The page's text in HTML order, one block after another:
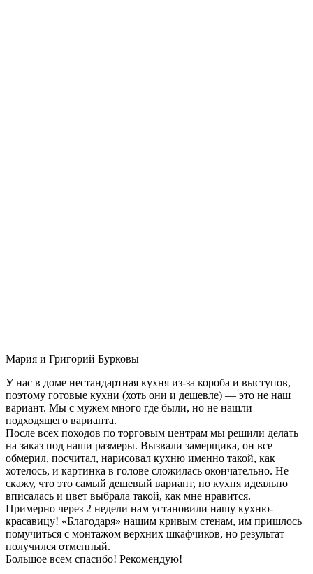
Мария и Григорий Бурковы
У нас в доме нестандартная кухня из-за короба и выступов,
поэтому готовые кухни (хоть они и дешевле) — это не наш
вариант. Мы с мужем много где были, но не нашли
подходящего варианта.
После всех походов по торговым центрам мы решили делать
на заказ под наши размеры. Вызвали замерщика, он все
обмерил, посчитал, нарисовал кухню именно такой, как
хотелось, и картинка в голове сложилась окончательно. Не
скажу, что это самый дешевый вариант, но кухня идеально
вписалась и цвет выбрала такой, как мне нравится.
Примерно через 2 недели нам установили нашу кухню-
красавицу! «Благодаря» нашим кривым стенам, им пришлось
помучиться с монтажом верхних шкафчиков, но результат
получился отменный.
Большое всем спасибо! Рекомендую!